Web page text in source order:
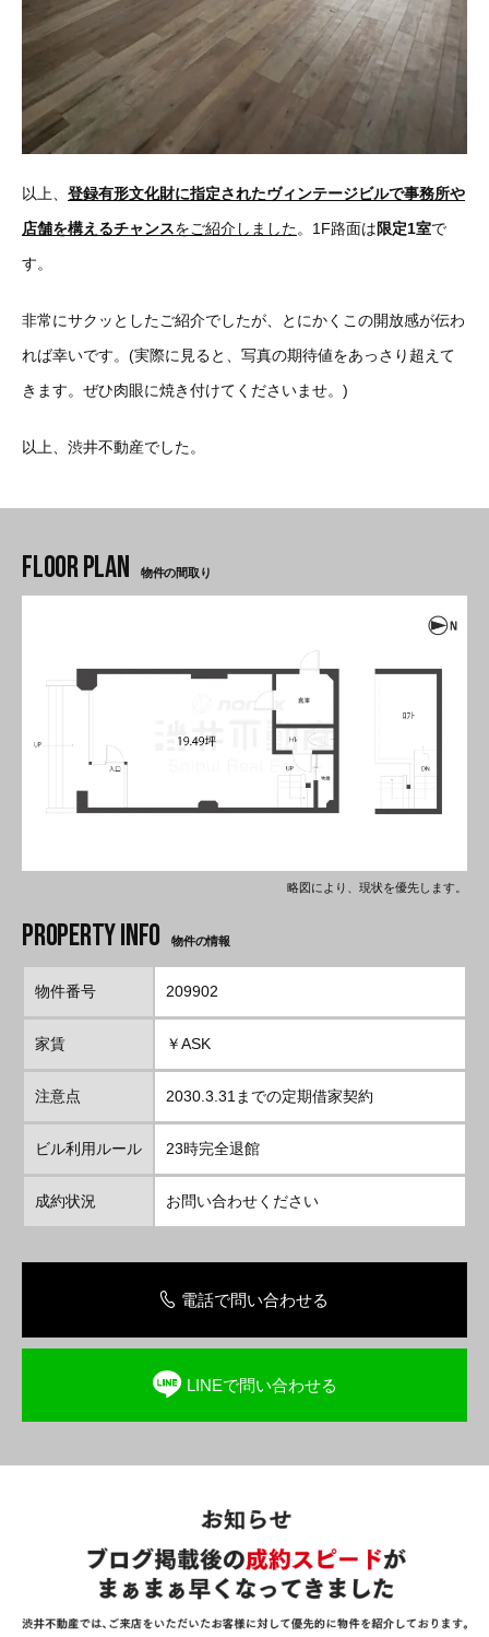
以上、 登録有形文化財に指定されたヴィンテージビルで事務所や
店舗を構えるチャンスをご紹介しました。1F路面は限定1室で
す。
非常にサクッとしたご紹介でしたが、とにかくこの開放感が伝わ
れば幸いです。(実際に見ると、写真の期待値をあっさり超えて
きます。ぜひ肉眼に焼き付けてくださいませ。)
以上、渋井不動産でした。
物件の間取り
略図により、現状を優先します。
物件の情報
物件番号 209902
家賃 ￥ASK
注意点 2030.3.31までの定期借家契約
ビル利用ルール 23時完全退館
成約状況 お問い合わせください
電話で問い合わせる
LINEで問い合わせる